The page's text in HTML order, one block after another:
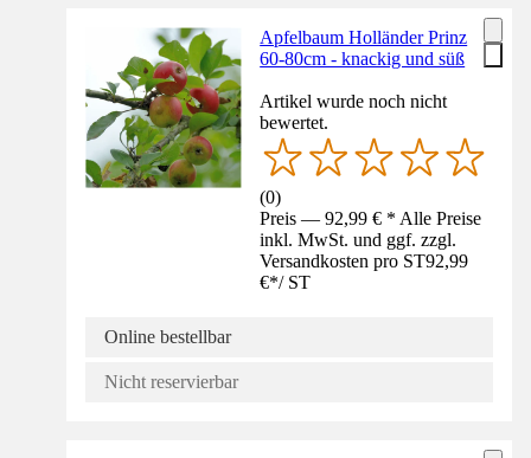
Apfelbaum Holländer Prinz
60-80cm - knackig und süß
Artikel wurde noch nicht
bewertet.
(0)
Preis — 92,99 € * Alle Preise
inkl. MwSt. und ggf. zzgl.
Versandkosten pro ST92,99
€*/ ST
Online bestellbar
Nicht reservierbar